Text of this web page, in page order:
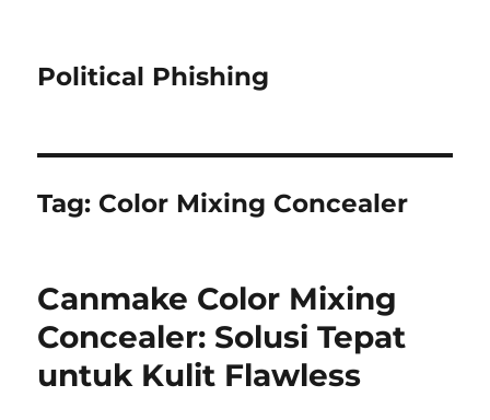
Political Phishing
Tag: Color Mixing Concealer
Canmake Color Mixing
Concealer: Solusi Tepat
untuk Kulit Flawless